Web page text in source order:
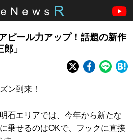
ピール力アップ！話題の新作
」
ン到来！
石エリアでは、今年から新たな
乗せるのはOKで、フックに直接